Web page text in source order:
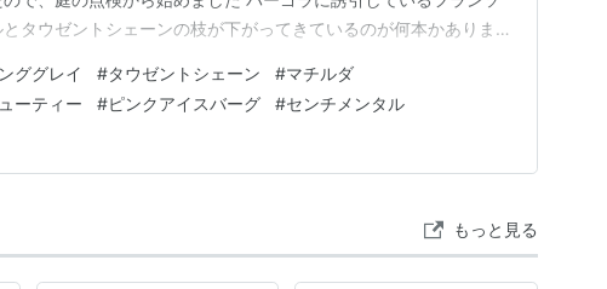
センチメンタル・ジャーニー (MEG-CD)
アーティスト:松本 伊代
メディア:CD
タウゼントシェーンの枝が下がってきているのが何本かありまし
は、遅咲きなので、まだ咲いていません アーチに誘引している
・ビューティーもい…
ググレイ #タウゼントシェーン #マチルダ
ーティー #ピンクアイスバーグ #センチメンタル
もっと見る